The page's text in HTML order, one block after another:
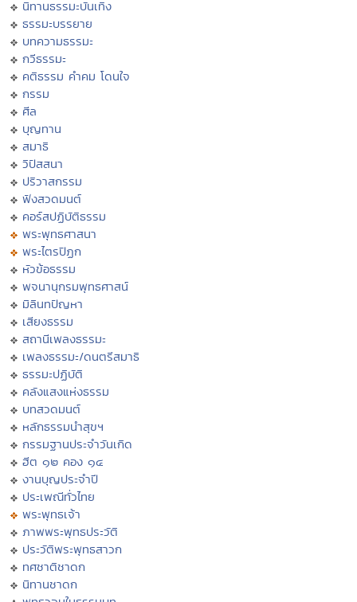
นิทานธรรมะบันเทิง
ธรรมะบรรยาย
บทความธรรมะ
กวีธรรมะ
คติธรรม คำคม โดนใจ
กรรม
ศีล
บุญทาน
สมาธิ
วิปัสสนา
ปริวาสกรรม
ฟังสวดมนต์
คอร์สปฏิบัติธรรม
พระพุทธศาสนา
พระไตรปิฏก
หัวข้อธรรม
พจนานุกรมพุทธศาสน์
มิลินทปัญหา
เสียงธรรม
สถานีเพลงธรรมะ
เพลงธรรมะ/ดนตรีสมาธิ
ธรรมะปฏิบัติ
คลังแสงแห่งธรรม
บทสวดมนต์
หลักธรรมนำสุขฯ
กรรมฐานประจำวันเกิด
ฮีต ๑๒ คอง ๑๔
งานบุญประจำปี
ประเพณีทั่วไทย
พระพุทธเจ้า
ภาพพระพุทธประวัติ
ประวัติพระพุทธสาวก
ทศชาติชาดก
นิทานชาดก